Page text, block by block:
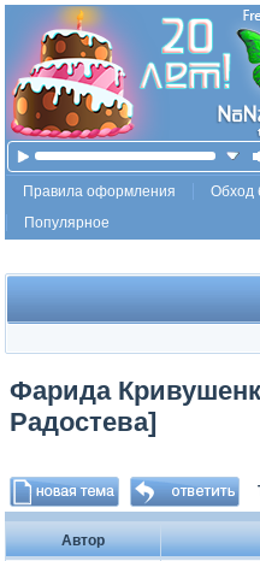
Правила оформления
Обход
Популярное
Фарида
Радостева]
Автор